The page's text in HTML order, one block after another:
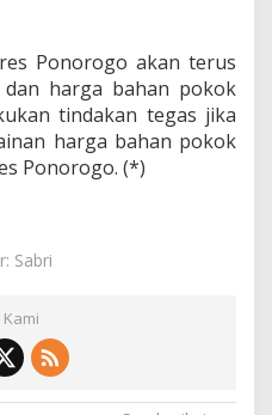
Ponorogo akan terus
dan harga bahan pokok
tindakan tegas jika
harga bahan pokok
Ponorogo. (*)
Sabri